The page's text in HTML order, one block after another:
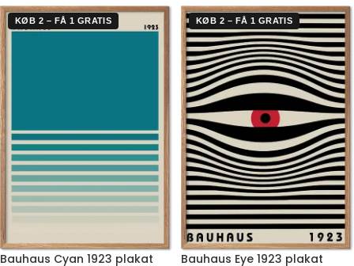
KØB 2 – FÅ 1 GRATIS
Bauhaus Cyan 1923 plakat
KØB 2 – FÅ 1 GRATIS
Bauhaus Eye 1923 plakat